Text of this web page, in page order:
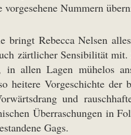
Nummern
bringt Rebecca Nelsen
zärtlicher Sensibilität
in allen Lagen mühelos
heitere Vorgeschichte der
und
Überraschungen in
Gags.